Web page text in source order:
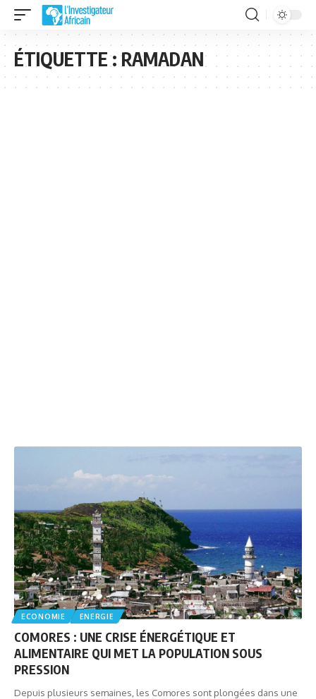
ÉTIQUETTE :RAMADAN
ECONOMIE ENERGIE
COMORES : UNE CRISE ÉNERGÉTIQUE ET
ALIMENTAIRE QUI MET LA POPULATION SOUS
PRESSION
Depuis plusieurs semaines, les Comores sont plongées dans une